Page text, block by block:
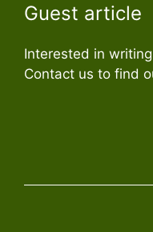
Guest article
Interested in
Contact us to find